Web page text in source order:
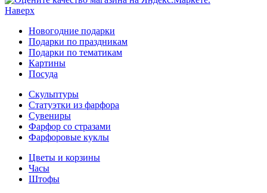
Наверх
Новогодние подарки
Подарки по праздникам
Подарки по тематикам
Картины
Посуда
Скульптуры
Статуэтки из фарфора
Сувениры
Фарфор со стразами
Фарфоровые куклы
Цветы и корзины
Часы
Штофы